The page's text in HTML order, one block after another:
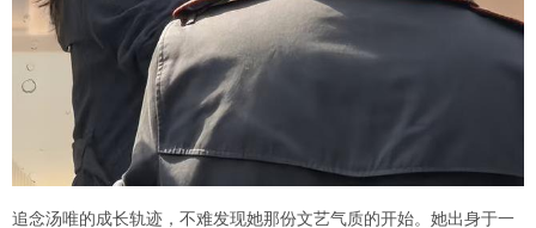
追念汤唯的成长轨迹，不难发现她那份文艺气质的开始。她出身于一